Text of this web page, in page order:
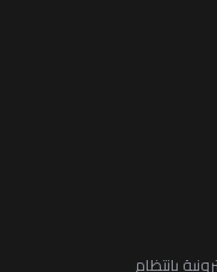
بانتظام